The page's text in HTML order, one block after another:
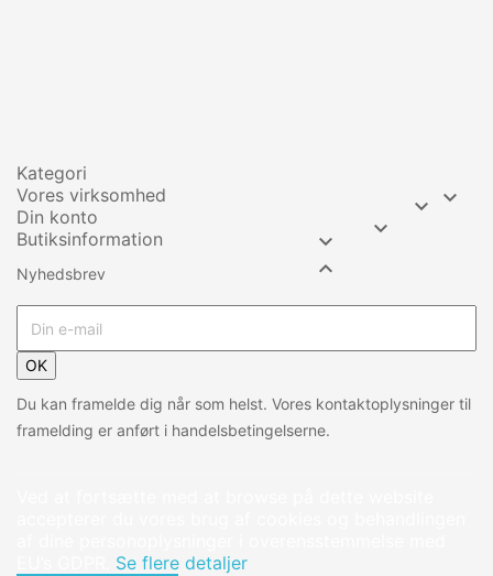
Kategori

Vores virksomhed 
Din konto 
Butiksinformation


Nyhedsbrev
OK
Du kan framelde dig når som helst. Vores kontaktoplysninger til
framelding er anført i handelsbetingelserne.
Se flere detaljer